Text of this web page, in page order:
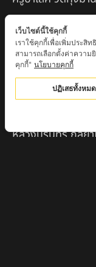
หลวงปู่หนู นรินโท
ครูบาทอง วัดก้อท่
ครูบาตุ๊เจ้าปู่หว่าหลิ่
จ.เชียงใหม่
ครูบาศรี สุจิตโต บ้
หลวงปู่รินทร์ กลฺย
เว็บไซต์นี้ใช้คุกกี้
เราใช้คุกกี้เพื่อเพิ่มประสิ
สามารถเลือกตั้งค่าความ
คุกกี้" นโยบายคุกกี้
ปฏิเสธทั้งหมด